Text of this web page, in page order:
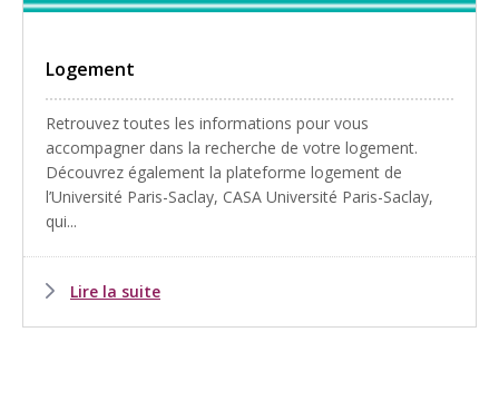
Logement
Retrouvez toutes les informations pour vous
accompagner dans la recherche de votre logement.
Découvrez également la plateforme logement de
l’Université Paris-Saclay, CASA Université Paris-Saclay,
qui...
Lire la suite